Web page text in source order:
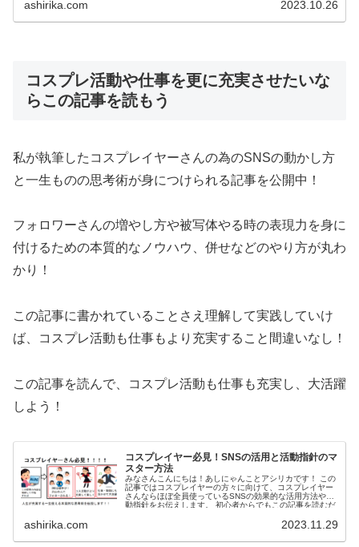
ashirika.com 2023.10.26
コスプレ活動や仕事を更に充実させたいな
らこの記事を読もう
私が執筆したコスプレイヤーさんの為のSNSの動かし方
と一生ものの思考術が身につけられる記事を公開中！
フォロワーさんの増やし方や被写体やる時の表現力を身に
付けるための本質的なノウハウ、併せなどのやり方が丸わ
かり！
この記事に書かれていることさえ理解して実践していけ
ば、
コスプレ活動も仕事もより充実すること間違いなし！
この記事を読んで、コスプレ活動も仕事も充実し、 大活躍
しよう！
コスプレイヤー必見！SNSの活用と活動指針のマ
スター方法
みなさんこんにちは！あしにゃんことアシリカです！ この
記事ではコスプレイヤーの方々に向けて、コスプレイヤー
さんならほぼ全員使っているSNSの効果的な活用方法や活
動指針をお伝えします。 初心者からでもこの記事を読むだ
ashirika.com 2023.11.29